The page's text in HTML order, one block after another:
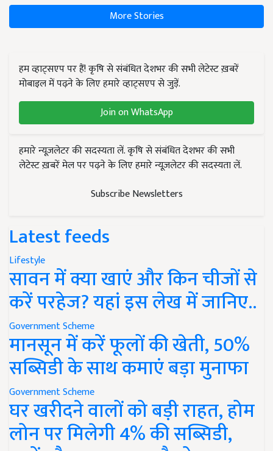
More Stories
हम व्हाट्सएप पर हैं! कृषि से संबंधित देशभर की सभी लेटेस्ट ख़बरें
मोबाइल में पढ़ने के लिए हमारे व्हाट्सएप से जुड़ें.
Join on WhatsApp
हमारे न्यूज़लेटर की सदस्यता लें. कृषि से संबंधित देशभर की सभी
लेटेस्ट ख़बरें मेल पर पढ़ने के लिए हमारे न्यूज़लेटर की सदस्यता लें.
Subscribe Newsletters
Latest feeds
Lifestyle
सावन में क्या खाएं और किन चीजों से
करें परहेज? यहां इस लेख में जानिए..
Government Scheme
मानसून में करें फूलों की खेती, 50%
सब्सिडी के साथ कमाएं बड़ा मुनाफा
Government Scheme
घर खरीदने वालों को बड़ी राहत, होम
लोन पर मिलेगी 4% की सब्सिडी,